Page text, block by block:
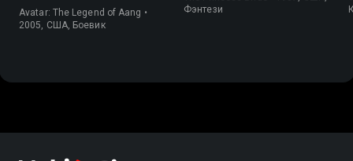
Avatar: The Legend of Aang •
2005, США, Боевик
Фэнтези